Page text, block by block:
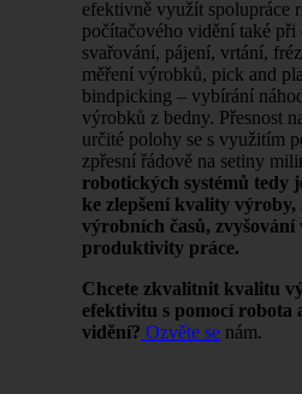
efektivně využít spolupráce
počítačového vidění také při
svařování, pájení, vrtání,
měření výrobků, pick and
bindpicking – vybírání
výrobků z bedny. Přesnost
určité polohy se s využitím
zpřesní řádově na setiny
robotických systémů tedy
ke zlepšení kvality výroby,
výrobních časů, zvyšování
produktivity práce.
Chcete zkvalitnit kvalitu
efektivitu s pomocí robota
vidění? Ozvěte senám.